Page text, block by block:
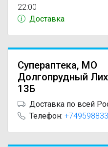
22:00
Доставка
Супераптека, МО
Долгопрудный
13Б
Доставка по всей
Телефон: